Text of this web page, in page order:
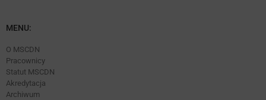
MENU:
O MSCDN
Pracownicy
Statut MSCDN
Akredytacja
Archiwum